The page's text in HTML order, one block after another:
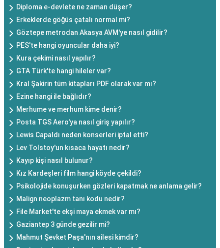
Diploma e-devlete ne zaman düşer?
Erkeklerde göğüs çatalı normal mi?
Göztepe metrodan Akasya AVM'ye nasıl gidilir?
PES'te hangi oyuncular daha iyi?
Kura çekimi nasıl yapılır?
GTA Türk'te hangi hileler var?
Kral Şakirin tüm kitapları PDF olarak var mı?
Ezine hangi ile bağlıdır?
Merhume ve merhum kime denir?
Posta TGS Aero'ya nasıl giriş yapılır?
Lewis Capaldı neden konserleri iptal etti?
Lev Tolstoy'un kısaca hayatı nedir?
Kayıp kişi nasıl bulunur?
Kız Kardeşleri film hangi köyde çekildi?
Psikolojide konuşurken gözleri kapatmak ne anlama gelir?
Malign neoplazm tanı kodu nedir?
File Market'te ekşi maya ekmek var mı?
Gaziantep 3 günde gezilir mi?
Mahmut Şevket Paşa'nın ailesi kimdir?